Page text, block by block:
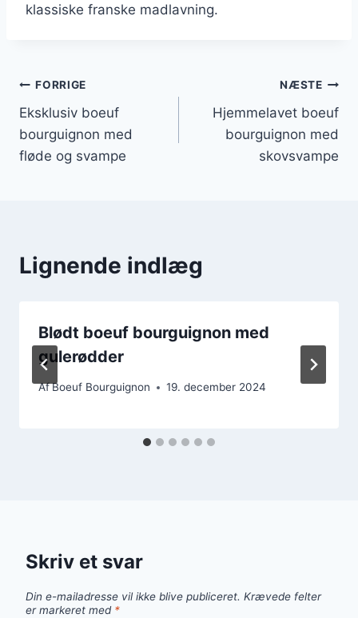
klassiske franske madlavning.
Indlægsnavigation
FORRIGE
Eksklusiv boeuf
bourguignon med
fløde og svampe
NÆSTE
Hjemmelavet boeuf
bourguignon med
skovsvampe
Lignende indlæg
Blødt boeuf bourguignon med
gulerødder
AfBoeuf Bourguignon 19. december 2024
Skriv et svar
Din e-mailadresse vil ikke blive publiceret. Krævede felter
er markeret med *